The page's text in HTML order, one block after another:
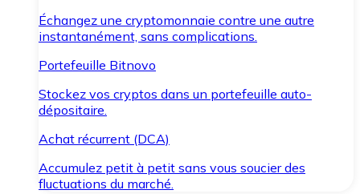
Échangez une cryptomonnaie contre une autre
instantanément, sans complications.
Portefeuille Bitnovo
Stockez vos cryptos dans un portefeuille auto-
dépositaire.
Achat récurrent (DCA)
Accumulez petit à petit sans vous soucier des
fluctuations du marché.